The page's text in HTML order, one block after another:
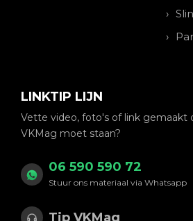
LINKTIP LIJN
Vette video, foto's of link gemaakt
VKMag moet staan?
06 590 590 72
Stuur ons materiaal via Whatsapp
Tip VKMag